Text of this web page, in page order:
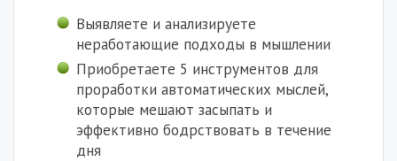
Выявляете и анализируете
неработающие подходы в мышлении
Приобретаете 5 инструментов для
проработки автоматических мыслей,
которые мешают засыпать и
эффективно бодрствовать в течение
дня